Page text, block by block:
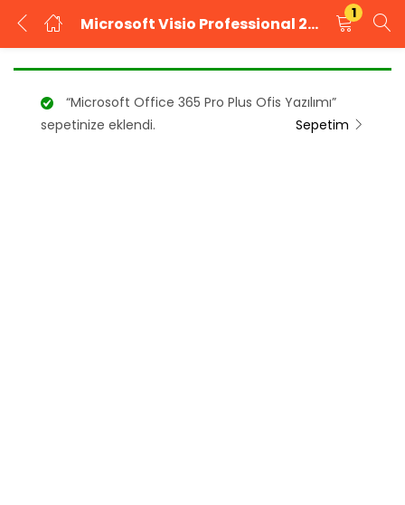
Microsoft Visio Professional 2021 Kurumsal Dijital Lisans
1
GIRIŞ YAP
KAYIT OL
Kullanıcı adınızı ve şifrenizi girin.
“Microsoft Office 365 Pro Plus Ofis Yazılımı”
sepetinize eklendi.
Sepetim